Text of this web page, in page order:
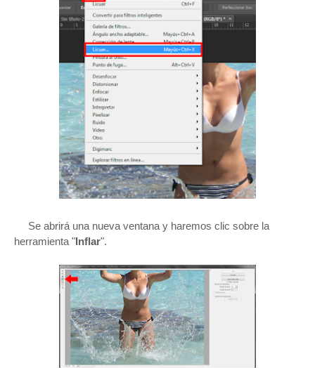
Se abrirá una nueva ventana y haremos clic sobre la
herramienta "Inflar".